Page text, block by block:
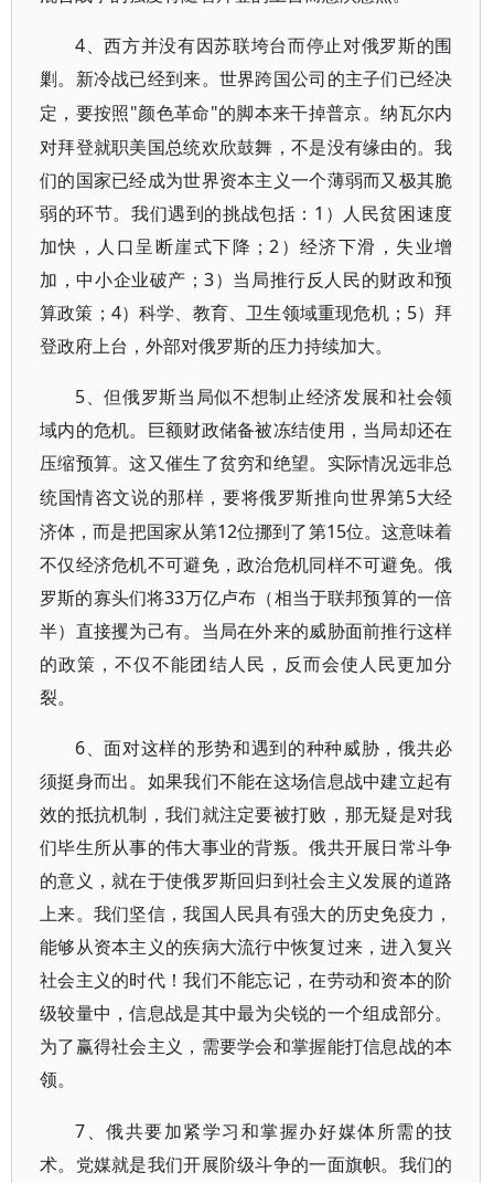
4、西方并没有因苏联垮台而停止对俄罗斯的围
剿。新冷战已经到来。世界跨国公司的主子们已经决
定，要按照"颜色革命"的脚本来干掉普京。纳瓦尔内
对拜登就职美国总统欢欣鼓舞，不是没有缘由的。我
们的国家已经成为世界资本主义一个薄弱而又极其脆
弱的环节。我们遇到的挑战包括：1）人民贫困速度
加快，人口呈断崖式下降；2）经济下滑，失业增
加，中小企业破产；3）当局推行反人民的财政和预
算政策；4）科学、教育、卫生领域重现危机；5）拜
登政府上台，外部对俄罗斯的压力持续加大。
5、但俄罗斯当局似不想制止经济发展和社会领
域内的危机。巨额财政储备被冻结使用，当局却还在
压缩预算。这又催生了贫穷和绝望。实际情况远非总
统国情咨文说的那样，要将俄罗斯推向世界第5大经
济体，而是把国家从第12位挪到了第15位。这意味着
不仅经济危机不可避免，政治危机同样不可避免。俄
罗斯的寡头们将33万亿卢布（相当于联邦预算的一倍
半）直接攫为己有。当局在外来的威胁面前推行这样
的政策，不仅不能团结人民，反而会使人民更加分
裂。
6、面对这样的形势和遇到的种种威胁，俄共必
须挺身而出 。如果我们不能在这场信息战中建立起有
效的抵抗机制，我们就注定要被打败，那无疑是对我
们毕生所从事的伟大事业的背叛。俄共开展日常斗争
的意义，就在于使俄罗斯回归到社会主义发展的道路
上来。我们坚信，我国人民具有强大的历史免疫力，
能够从资本主义的疾病大流行中恢复过来，进入复兴
社会主义的时代！我们不能忘记，在劳动和资本的阶
级较量中，信息战是其中最为尖锐的一个组成部分。
为了赢得社会主义，需要学会和掌握能打信息战的本
领。
7、俄共要加紧学习和掌握办好媒体所需的技
术。党媒就是我们开展阶级斗争的一面旗帜。我们的